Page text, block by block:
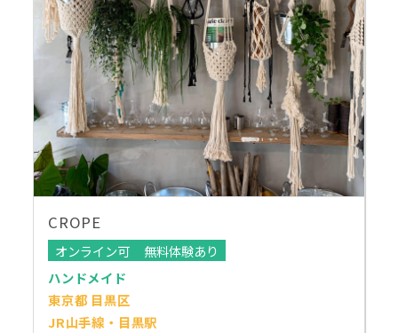
CROPE
オンライン可
無料体験あり
ハンドメイド
東京都 目黒区
JR山手線・目黒駅